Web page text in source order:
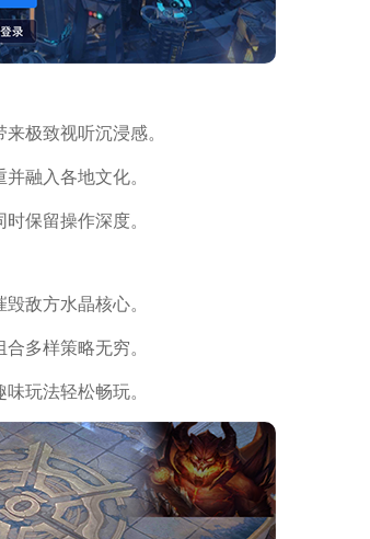
极致视听沉浸感。
融入各地文化。
保留操作深度。
敌方水晶核心。
多样策略无穷。
玩法轻松畅玩。